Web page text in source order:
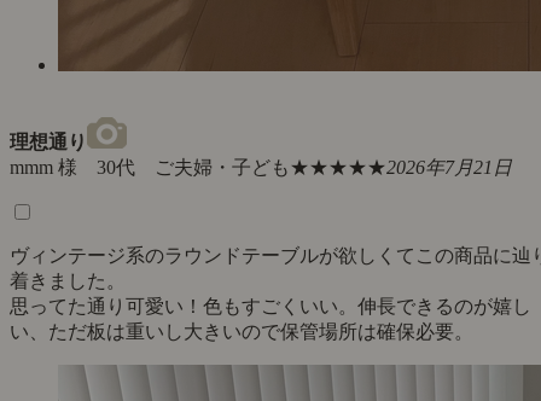
理想通り
mmm 様 30代 ご夫婦・子ども★★★★★2026年7月21日
ヴィンテージ系のラウンドテーブルが欲しくてこの商品に辿
着きました。
思ってた通り可愛い！色もすごくいい。伸長できるのが嬉し
い、ただ板は重いし大きいので保管場所は確保必要。